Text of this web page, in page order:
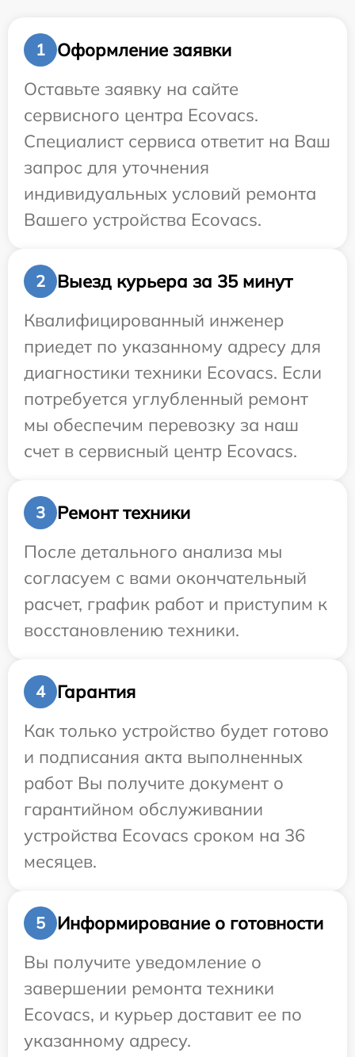
1
Оформление заявки
Оставьте заявку на сайте
сервисного центра Ecovacs.
Специалист сервиса ответит на Ваш
запрос для уточнения
индивидуальных условий ремонта
Вашего устройства Ecovacs.
2
Выезд курьера за 35 минут
Квалифицированный инженер
приедет по указанному адресу для
диагностики техники Ecovacs. Если
потребуется углубленный ремонт
мы обеспечим перевозку за наш
счет в сервисный центр Ecovacs.
3
Ремонт техники
После детального анализа мы
согласуем с вами окончательный
расчет, график работ и приступим к
восстановлению техники.
4
Гарантия
Как только устройство будет готово
и подписания акта выполненных
работ Вы получите документ о
гарантийном обслуживании
устройства Ecovacs сроком на 36
месяцев.
5
Информирование о готовности
Вы получите уведомление о
завершении ремонта техники
Ecovacs, и курьер доставит ее по
указанному адресу.